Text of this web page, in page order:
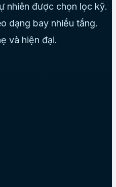
nhiên được chọn lọc kỹ.
dạng bay nhiều tầng.
và hiện đại.